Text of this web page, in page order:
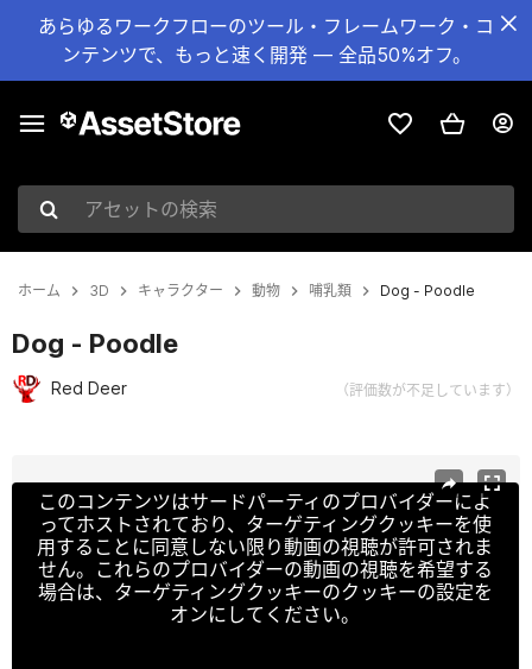
あらゆるワークフローのツール・フレームワーク・コ
ンテンツで、もっと速く開発 — 全品50%オフ。
アセットの検索
ホーム 3D キャラクター 動物 哺乳類 Dog - Poodle
Dog - Poodle
Red Deer （評価数が不足しています）
このコンテンツはサードパーティのプロバイダーによ
ってホストされており、ターゲティングクッキーを使
用することに同意しない限り動画の視聴が許可されま
せん。これらのプロバイダーの動画の視聴を希望する
場合は、ターゲティングクッキーのクッキーの設定を
オンにしてください。